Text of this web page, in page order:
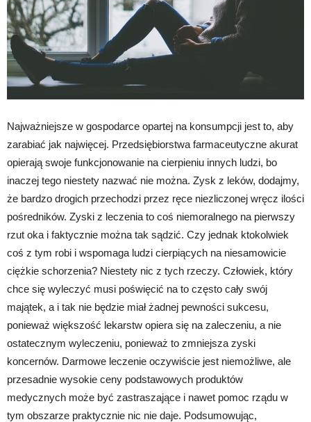
Najważniejsze w gospodarce opartej na konsumpcji jest to, aby
zarabiać jak najwięcej. Przedsiębiorstwa farmaceutyczne akurat
opierają swoje funkcjonowanie na cierpieniu innych ludzi, bo
inaczej tego niestety nazwać nie można. Zysk z leków, dodajmy,
że bardzo drogich przechodzi przez ręce niezliczonej wręcz ilości
pośredników. Zyski z leczenia to coś niemoralnego na pierwszy
rzut oka i faktycznie można tak sądzić. Czy jednak ktokolwiek
coś z tym robi i wspomaga ludzi cierpiących na niesamowicie
ciężkie schorzenia? Niestety nic z tych rzeczy. Człowiek, który
chce się wyleczyć musi poświęcić na to często cały swój
majątek, a i tak nie będzie miał żadnej pewności sukcesu,
ponieważ większość lekarstw opiera się na zaleczeniu, a nie
ostatecznym wyleczeniu, ponieważ to zmniejsza zyski
koncernów. Darmowe leczenie oczywiście jest niemożliwe, ale
przesadnie wysokie ceny podstawowych produktów
medycznych może być zastraszające i nawet pomoc rządu w
tym obszarze praktycznie nic nie daje. Podsumowując,